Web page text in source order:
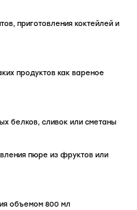
приготовления коктейлей и
продуктов как вареное
белков, сливок или сметаны
пюре из фруктов или
объемом 800 мл